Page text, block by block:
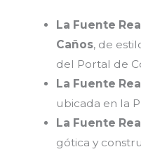
La Fuente
Caños, de
del Portal de
La Fuente
ubicada en la
La Fuente
gótica y